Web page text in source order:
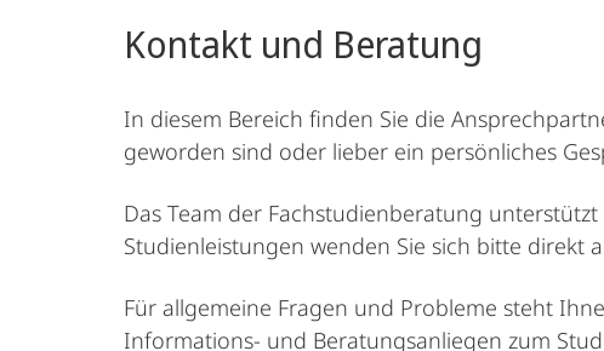
Kontakt und Beratung
In diesem Bereich finden Sie die
geworden sind oder lieber ein persönliches
Das Team der Fachstudienberatung
Studienleistungen wenden Sie sich bitte direkt
Für allgemeine Fragen und Probleme steht
Informations- und Beratungsanliegen zum